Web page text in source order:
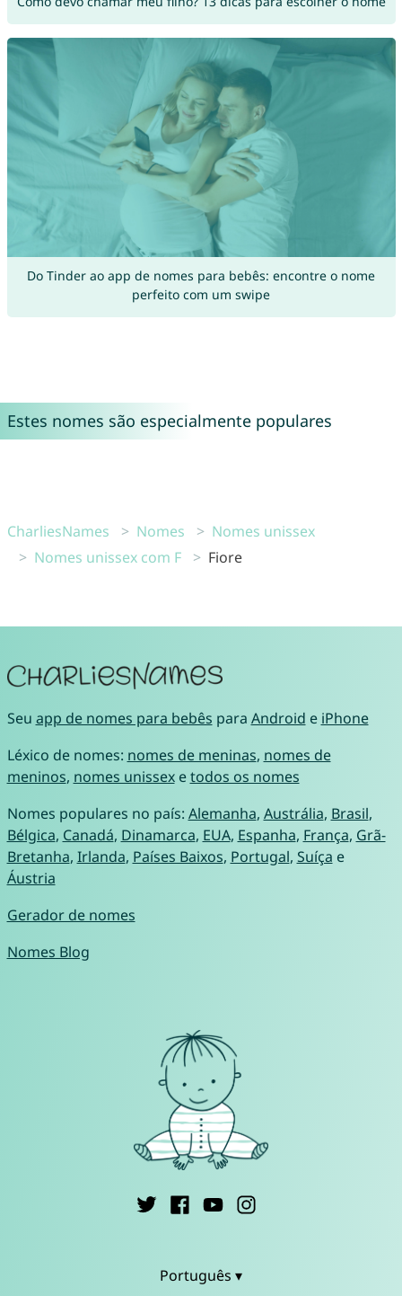
Do Tinder ao app de nomes para bebês: encontre o nome
perfeito com um swipe
Estes nomes são especialmente populares
CharliesNames Nomes
Nomes unissex
Nomes unissex com F
Fiore
Seu app de nomes para bebês para Android e iPhone
Léxico de nomes: nomes de meninas, nomes de
meninos, nomes unissexetodos os nomes
Nomes populares no país: Alemanha, Austrália, Brasil,
Bélgica, Canadá, Dinamarca, EUA, Espanha, França, Grã-
Bretanha, Irlanda, Países Baixos, Portugal, Suíça e
Áustria
Gerador de nomes
Nomes Blog
Português ▾